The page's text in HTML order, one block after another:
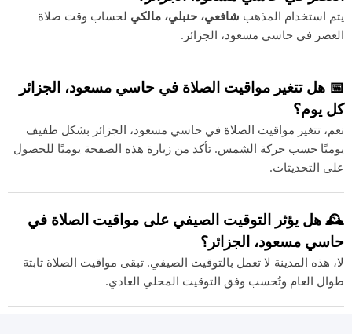
يتم استخدام المذهب شافعي، حنبلي، مالكي لحساب وقت صلاة
العصر في حاسي مسعود، الجزائر.
📅 هل تتغير مواقيت الصلاة في حاسي مسعود، الجزائر
كل يوم؟
نعم، تتغير مواقيت الصلاة في حاسي مسعود، الجزائر بشكل طفيف
يوميًا حسب حركة الشمس. تأكد من زيارة هذه الصفحة يوميًا للحصول
على التحديثات.
🕰️ هل يؤثر التوقيت الصيفي على مواقيت الصلاة في
حاسي مسعود، الجزائر؟
لا، هذه المدينة لا تعمل بالتوقيت الصيفي. تبقى مواقيت الصلاة ثابتة
طوال العام وتُحسب وفق التوقيت المحلي العادي.